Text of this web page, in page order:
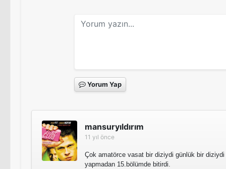
Yorum Yap
mansuryıldırım
11 yıl önce
Çok amatörce vasat bir diziydi günlük bir
yapmadan 15.bölümde bitirdi.